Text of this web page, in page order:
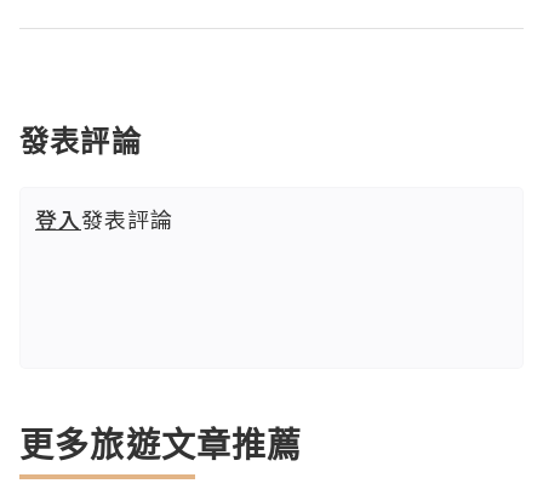
發表評論
登入發表評論
更多旅遊文章推薦